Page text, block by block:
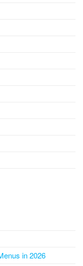
in 2026